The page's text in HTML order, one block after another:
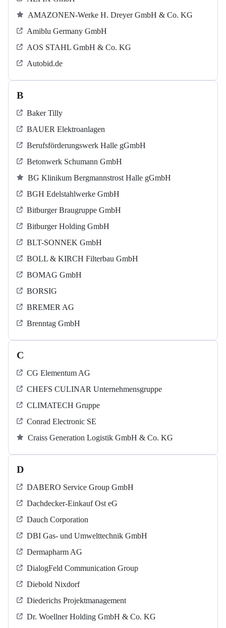
AMAZONEN-Werke H. Dreyer GmbH & Co. KG
Amiblu Germany GmbH
AOS STAHL GmbH & Co. KG
Autobid.de
B
Baker Tilly
BAUER Elektroanlagen
Berufsförderungswerk Halle gGmbH
Betonwerk Schumann GmbH
BG Klinikum Bergmannstrost Halle gGmbH
BGH Edelstahlwerke GmbH
Bitburger Braugruppe GmbH
Bitburger Holding GmbH
BLT-SONNEK GmbH
BOLL & KIRCH Filterbau GmbH
BOMAG GmbH
BORSIG
BREMER AG
Brenntag GmbH
C
CG Elementum AG
CHEFS CULINAR Unternehmensgruppe
CLIMATECH Gruppe
Conrad Electronic SE
Craiss Generation Logistik GmbH & Co. KG
D
DABERO Service Group GmbH
Dachdecker-Einkauf Ost eG
Dauch Corporation
DBI Gas- und Umwelttechnik GmbH
Dermapharm AG
DialogFeld Communication Group
Diebold Nixdorf
Diederichs Projektmanagement
Dr. Woellner Holding GmbH & Co. KG